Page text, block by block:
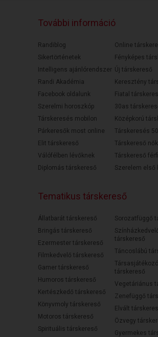
További információ
Randiblog
Sikertörténetek
Intelligens ajánlórendszer
Randi Akadémia
Facebook oldalunk
Szerelmi horoszkóp
Társkeresés mobilon
Párkeresők most online
Elit társkereső
Válófélben lévőknek
Diplomás társkereső
Online
Fényképes
Új társkereső
Keresztény
Fiatal
30as
Középkorú
Társkeresés
Társkereső nők
Társkereső
Szerelem első
Tematikus társkereső
Állatbarát társkereső
Bringás társkereső
Ezermester társkereső
Filmkedvelő társkereső
Gamer társkereső
Humoros társkereső
Kertészkedő társkereső
Könyvmoly társkereső
Motoros társkereső
Spirituális társkereső
Sorozatfüggő
társkereső
Táncoslábú
társkereső
Vegetáriánus
Zenefüggő
Elvált
Özvegy
Gyermekes